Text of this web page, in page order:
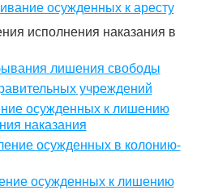
осужденных к аресту
исполнения наказания в
лишения свободы
учреждений
осужденных к лишению
наказания
осужденных в колонию-
осужденных к лишению